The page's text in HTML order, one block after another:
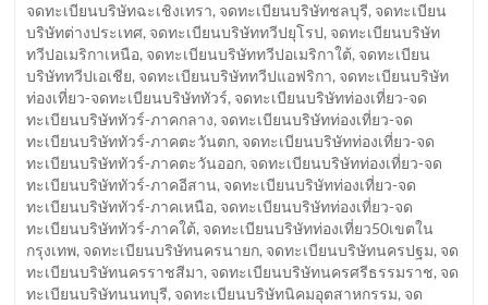
จดทะเบียนบริษัทฉะเชิงเทรา, จดทะเบียนบริษัทชลบุรี, จดทะเบียน
บริษัทต่างประเทศ, จดทะเบียนบริษัททวีปยุโรป, จดทะเบียนบริษัท
ทวีปอเมริกาเหนือ, จดทะเบียนบริษัททวีปอเมริกาใต้, จดทะเบียน
บริษัททวีปเอเชีย, จดทะเบียนบริษัททวีปแอฟริกา, จดทะเบียนบริษัท
ท่องเที่ยว-จดทะเบียนบริษัททัวร์, จดทะเบียนบริษัทท่องเที่ยว-จด
ทะเบียนบริษัททัวร์-ภาคกลาง, จดทะเบียนบริษัทท่องเที่ยว-จด
ทะเบียนบริษัททัวร์-ภาคตะวันตก, จดทะเบียนบริษัทท่องเที่ยว-จด
ทะเบียนบริษัททัวร์-ภาคตะวันออก, จดทะเบียนบริษัทท่องเที่ยว-จด
ทะเบียนบริษัททัวร์-ภาคอีสาน, จดทะเบียนบริษัทท่องเที่ยว-จด
ทะเบียนบริษัททัวร์-ภาคเหนือ, จดทะเบียนบริษัทท่องเที่ยว-จด
ทะเบียนบริษัททัวร์-ภาคใต้, จดทะเบียนบริษัทท่องเที่ยว50เขตใน
กรุงเทพ, จดทะเบียนบริษัทนครนายก, จดทะเบียนบริษัทนครปฐม, จด
ทะเบียนบริษัทนครราชสีมา, จดทะเบียนบริษัทนครศรีธรรมราช, จด
ทะเบียนบริษัทนนทบุรี, จดทะเบียนบริษัทนิคมอุตสาหกรรม, จด